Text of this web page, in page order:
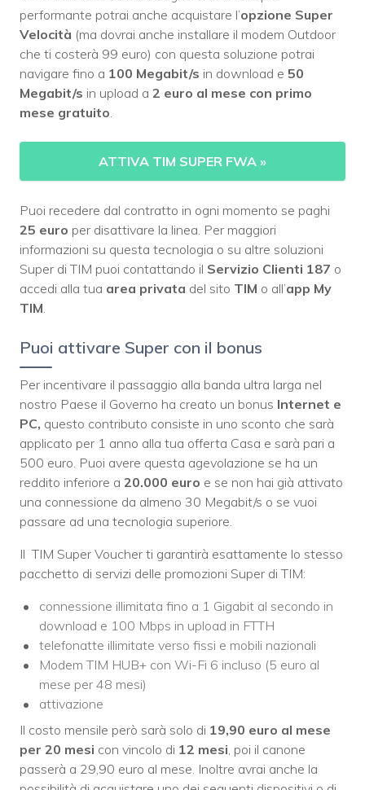
performante potrai anche acquistare l’opzione Super
Velocità (ma dovrai anche installare il modem Outdoor
che ti costerà 99 euro) con questa soluzione potrai
navigare fino a 100 Megabit/s in download e 50
Megabit/s in upload a 2 euro al mese con primo
mese gratuito
ATTIVA TIM SUPER FWA »
Puoi recedere dal contratto in ogni momento se paghi
25 euro per disattivare la linea. Per maggiori
informazioni su questa tecnologia o su altre soluzioni
Super di TIM puoi contattando il Servizio Clienti 187 o
accedi alla tua area privata del sito TIM o all’app My
TIM
Puoi attivare Super con il bonus
Per incentivare il passaggio alla banda ultra larga nel
nostro Paese il Governo ha creato un bonus Internet e
PC, questo contributo consiste in uno sconto che sarà
applicato per 1 anno alla tua offerta Casa e sarà pari a
500 euro. Puoi avere questa agevolazione se ha un
reddito inferiore a 20.000 euro e se non hai già attivato
una connessione da almeno 30 Megabit/s o se vuoi
passare ad una tecnologia superiore.
Il TIM Super Voucher ti garantirà esattamente lo stesso
pacchetto di servizi delle promozioni Super di TIM:
connessione illimitata fino a 1 Gigabit al secondo in
download e 100 Mbps in upload in FTTH
telefonatte illimitate verso fissi e mobili nazionali
Modem TIM HUB+ con Wi-Fi 6 incluso (5 euro al
mese per 48 mesi)
attivazione
Il costo mensile però sarà solo di 19,90 euro al mese
per 20 mesi con vincolo di 12 mesi , poi il canone
passerà a 29,90 euro al mese. Inoltre avrai anche la